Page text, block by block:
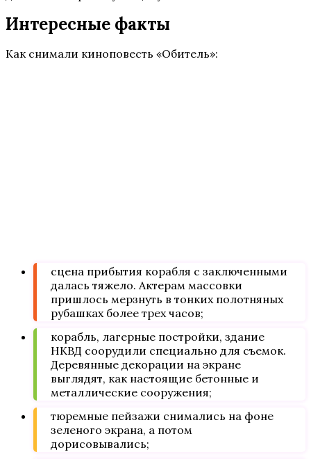
Интересные факты
Как снимали киноповесть «Обитель»:
сцена прибытия корабля с заключенными
далась тяжело. Актерам массовки
пришлось мерзнуть в тонких полотняных
рубашках более трех часов;
корабль, лагерные постройки, здание
НКВД соорудили специально для съемок.
Деревянные декорации на экране
выглядят, как настоящие бетонные и
металлические сооружения;
тюремные пейзажи снимались на фоне
зеленого экрана, а потом
дорисовывались;